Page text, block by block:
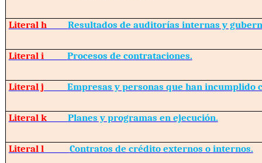
Literal h Resultados de auditorías internas y
Literal i Procesos de contrataciones.
Literal j Empresas y personas que han incumplido
Literal k Planes y programas en ejecución.
Literal l Contratos de crédito externos o internos.